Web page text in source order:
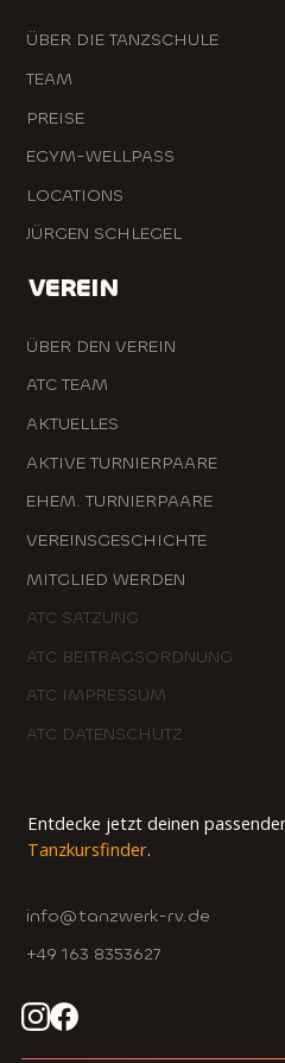
ÜBER DIE TANZSCHULE
TEAM
PREISE
EGYM-WELLPASS
LOCATIONS
JÜRGEN SCHLEGEL
VEREIN
ÜBER DEN VEREIN
ATC TEAM
AKTUELLES
AKTIVE TURNIERPAARE
EHEM. TURNIERPAARE
VEREINSGESCHICHTE
MITGLIED WERDEN
ATC SATZUNG
ATC BEITRAGSORDNUNG
ATC IMPRESSUM
ATC DATENSCHUTZ
Entdecke jetzt deinen
Tanzkursfinder.
info@tanzwerk-rv.de
+49 163 8353627